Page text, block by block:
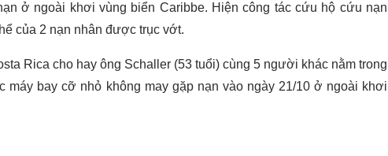
ở ngoài khơi vùng biển Caribbe. Hiện công tác cứu hộ cứu nạn
của 2 nạn nhân được trục vớt.
Rica cho hay ông Schaller (53 tuổi) cùng 5 người khác nằm trong
máy bay cỡ nhỏ không may gặp nạn vào ngày 21/10 ở ngoài khơi